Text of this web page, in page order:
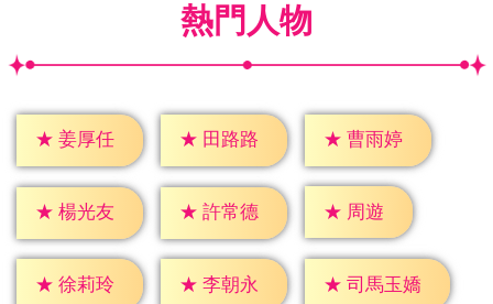
熱門人物
★ 姜厚任 ★ 田路路 ★ 曹雨婷
★ 楊光友 ★ 許常德 ★ 周遊
★ 徐莉玲 ★ 李朝永 ★ 司馬玉嬌